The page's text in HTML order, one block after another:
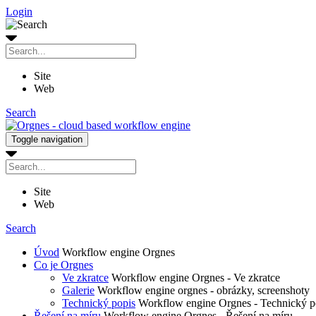
Login
Site
Web
Search
Toggle navigation
Site
Web
Search
Úvod Workflow engine Orgnes
Co je Orgnes
Ve zkratce Workflow engine Orgnes - Ve zkratce
Galerie Workflow engine orgnes - obrázky, screenshoty
Technický popis Workflow engine Orgnes - Technický